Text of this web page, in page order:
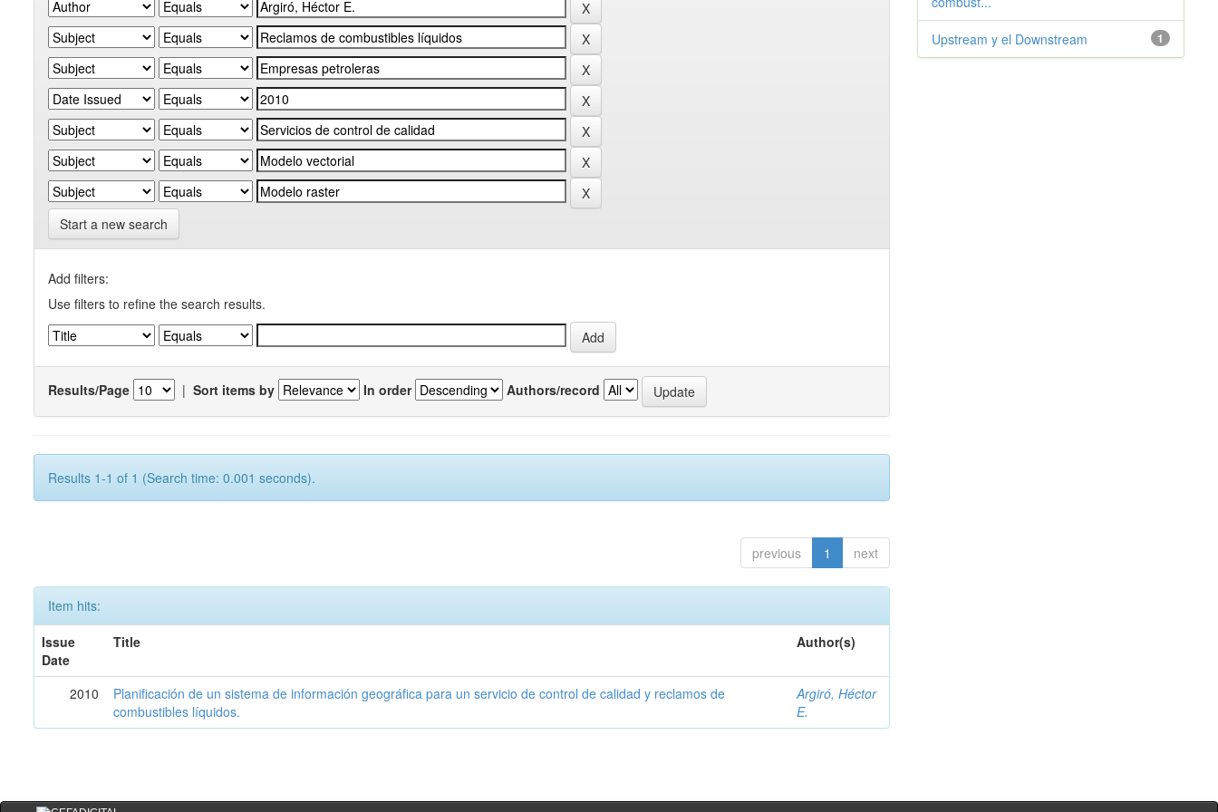
Start a new search
Add filters:
Use filters to refine the search results.
Results/Page | Sort items by In order Authors/record
Results 1-1 of 1 (Search time: 0.001 seconds).
previous 1 next
Item hits:
Issue
Date
Title Author(s)
2010
Planificación de un sistema de información geográfica para un servicio de control de calidad y reclamos de
combustibles líquidos.
Argiró, Héctor
E.
1
Upstream y el Downstream